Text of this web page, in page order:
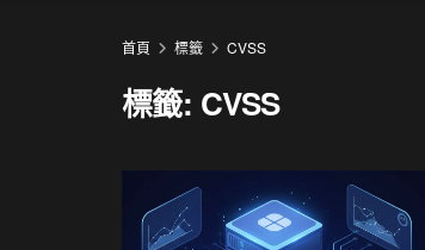
首頁 標籤 CVSS
標籤: CVSS